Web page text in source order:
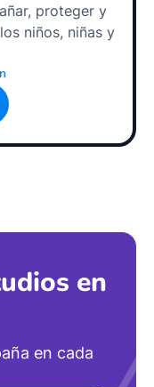
proteger y
niños, niñas y
en
en cada